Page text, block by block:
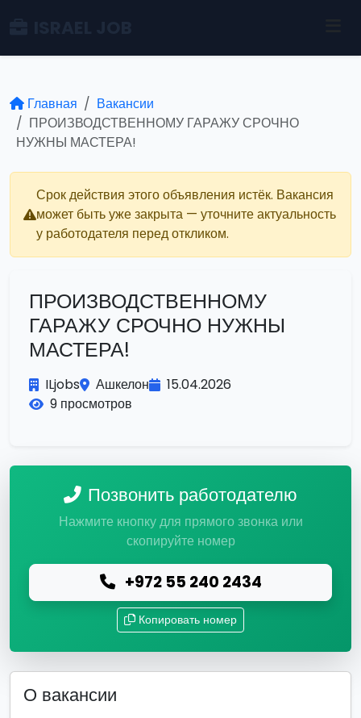
Главная
Вакансии
ПРОИЗВОДСТВЕННОМУ ГАРАЖУ СРОЧНО
НУЖНЫ МАСТЕРА!
Срок действия этого объявления истёк. Вакансия
может быть уже закрыта — уточните актуальность
у работодателя перед откликом.
ПРОИЗВОДСТВЕННОМУ
ГАРАЖУ СРОЧНО НУЖНЫ
МАСТЕРА!
ILjobs Ашкелон
15.04.2026
9 просмотров
Позвонить работодателю
Нажмите кнопку для прямого звонка или
скопируйте номер
+972 55 240 2434
Копировать номер
О вакансии